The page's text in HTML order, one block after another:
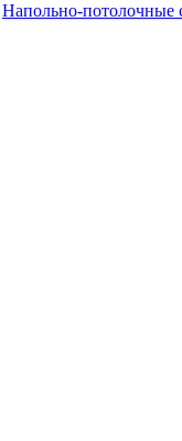
Напольно-потолочные